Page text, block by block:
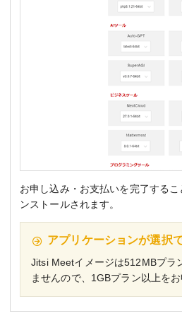
お申し込み・お支払いを完了する
ンストールされます。
アプリケーションが選択
Jitsi Meetイメージは512MBプラ
ませんので、1GBプラン以上をお